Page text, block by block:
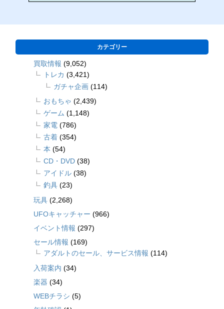
カテゴリー
買取情報 (9,052)
トレカ (3,421)
ガチャ企画 (114)
おもちゃ (2,439)
ゲーム (1,148)
家電 (786)
古着 (354)
本 (54)
CD・DVD (38)
アイドル (38)
釣具 (23)
玩具 (2,268)
UFOキャッチャー (966)
イベント情報 (297)
セール情報 (169)
アダルトのセール、サービス情報 (114)
入荷案内 (34)
楽器 (34)
WEBチラシ (5)